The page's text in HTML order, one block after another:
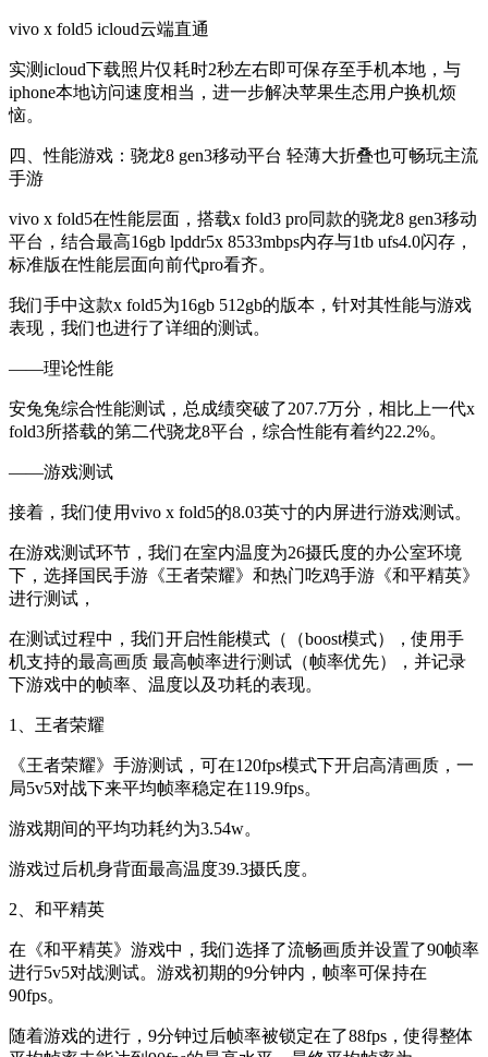
vivo x fold5 icloud云端直通
实测icloud下载照片仅耗时2秒左右即可保存至手机本地，与
iphone本地访问速度相当，进一步解决苹果生态用户换机烦
恼。
四、性能游戏：骁龙8 gen3移动平台 轻薄大折叠也可畅玩主流
手游
vivo x fold5在性能层面，搭载x fold3 pro同款的骁龙8 gen3移动
平台，结合最高16gb lpddr5x 8533mbps内存与1tb ufs4.0闪存，
标准版在性能层面向前代pro看齐。
我们手中这款x fold5为16gb 512gb的版本，针对其性能与游戏
表现，我们也进行了详细的测试。
——理论性能
安兔兔综合性能测试，总成绩突破了207.7万分，相比上一代x
fold3所搭载的第二代骁龙8平台，综合性能有着约22.2%。
——游戏测试
接着，我们使用vivo x fold5的8.03英寸的内屏进行游戏测试。
在游戏测试环节，我们在室内温度为26摄氏度的办公室环境
下，选择国民手游《王者荣耀》和热门吃鸡手游《和平精英》
进行测试，
在测试过程中，我们开启性能模式（（boost模式），使用手
机支持的最高画质 最高帧率进行测试（帧率优先），并记录
下游戏中的帧率、温度以及功耗的表现。
1、王者荣耀
《王者荣耀》手游测试，可在120fps模式下开启高清画质，一
局5v5对战下来平均帧率稳定在119.9fps。
游戏期间的平均功耗约为3.54w。
游戏过后机身背面最高温度39.3摄氏度。
2、和平精英
在《和平精英》游戏中，我们选择了流畅画质并设置了90帧率
进行5v5对战测试。游戏初期的9分钟内，帧率可保持在
90fps。
随着游戏的进行，9分钟过后帧率被锁定在了88fps，使得整体